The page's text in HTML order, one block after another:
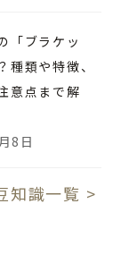
「ブラケッ
種類や特徴、
意点まで解
8日
知識一覧 >